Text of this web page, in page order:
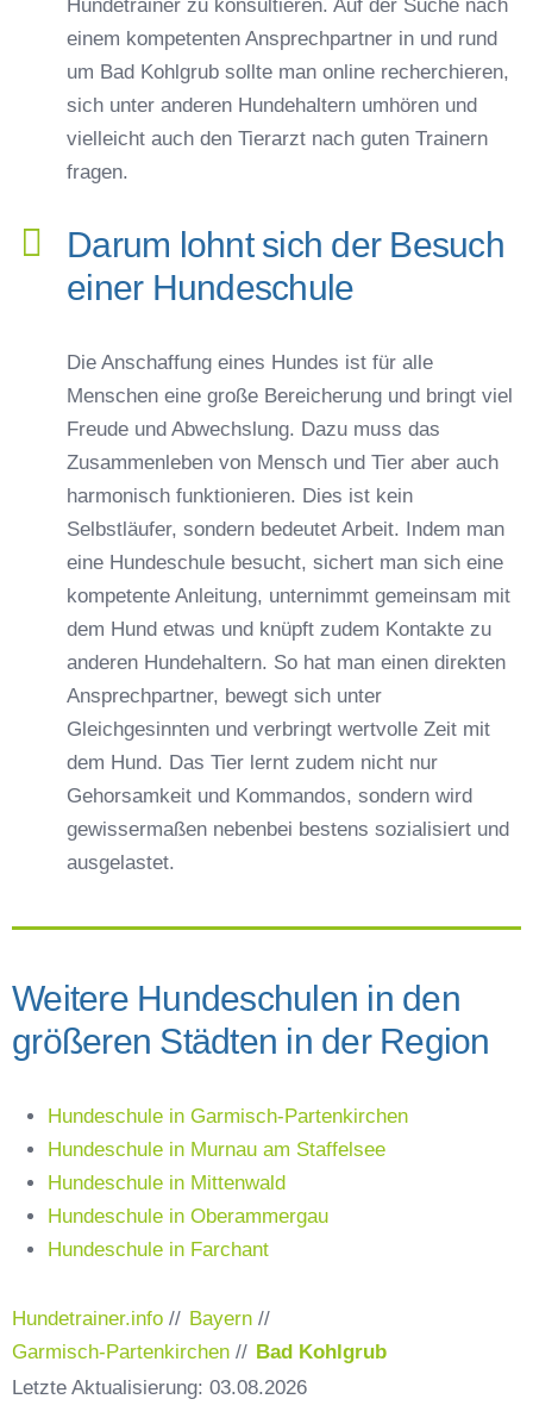
Hundetrainer zu konsultieren. Auf der Suche nach
einem kompetenten Ansprechpartner in und rund
um Bad Kohlgrub sollte man online recherchieren,
sich unter anderen Hundehaltern umhören und
vielleicht auch den Tierarzt nach guten Trainern
fragen.
Darum lohnt sich der Besuch
einer Hundeschule
Die Anschaffung eines Hundes ist für alle
Menschen eine große Bereicherung und bringt viel
Freude und Abwechslung. Dazu muss das
Zusammenleben von Mensch und Tier aber auch
harmonisch funktionieren. Dies ist kein
Selbstläufer, sondern bedeutet Arbeit. Indem man
eine Hundeschule besucht, sichert man sich eine
kompetente Anleitung, unternimmt gemeinsam mit
dem Hund etwas und knüpft zudem Kontakte zu
anderen Hundehaltern. So hat man einen direkten
Ansprechpartner, bewegt sich unter
Gleichgesinnten und verbringt wertvolle Zeit mit
dem Hund. Das Tier lernt zudem nicht nur
Gehorsamkeit und Kommandos, sondern wird
gewissermaßen nebenbei bestens sozialisiert und
ausgelastet.
Weitere Hundeschulen in den
größeren Städten in der Region
Hundeschule in Garmisch-Partenkirchen
Hundeschule in Murnau am Staffelsee
Hundeschule in Mittenwald
Hundeschule in Oberammergau
Hundeschule in Farchant
Hundetrainer.info // Bayern //
Garmisch-Partenkirchen // Bad Kohlgrub
Letzte Aktualisierung: 03.08.2026